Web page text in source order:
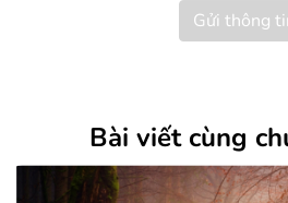
Gửi thông
Bài viết cùng